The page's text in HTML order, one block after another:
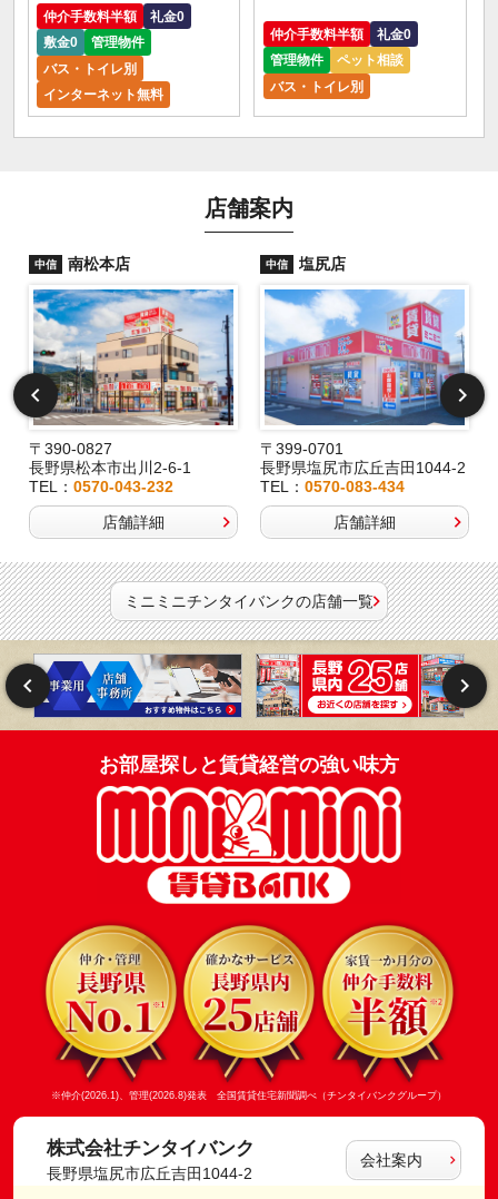
仲介手数料半額
礼金0
敷金0
管理物件
バス・トイレ別
インターネット無料
仲介手数料半額
礼金0
管理物件
ペット相談
バス・トイレ別
店舗案内
中信 南松本店
〒390-0827
長野県松本市出川2-6-1
TEL：0570-043-232
店舗詳細
中信 塩尻店
〒399-0701
長野県塩尻市広丘吉田1044-2
TEL： 0570-083-434
店舗詳細
ミニミニチンタイバンクの店舗一覧
お部屋探しと賃貸経営の強い味方
※仲介(2026.1)、管理(2026.8)発表 全国賃貸住宅新聞調べ（チンタイバンクグループ）
株式会社チンタイバンク
長野県塩尻市広丘吉田1044-2
会社案内